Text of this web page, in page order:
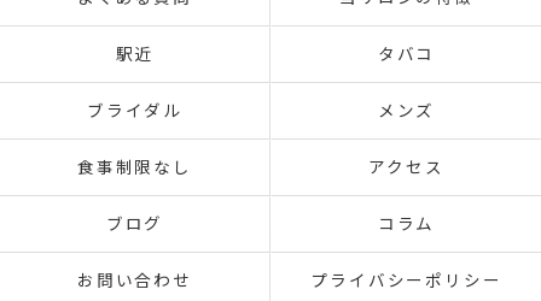
駅近 タバコ
ブライダル メンズ
食事制限なし アクセス
ブログ コラム
お問い合わせ プライバシーポリシー